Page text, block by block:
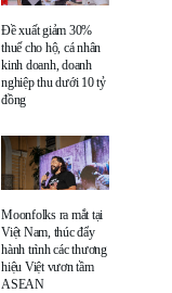
Đề xuất giảm 30%
thuế cho hộ, cá nhân
kinh doanh, doanh
nghiệp thu dưới 10 tỷ
đồng
Moonfolks ra mắt tại
Việt Nam, thúc đẩy
hành trình các thương
hiệu Việt vươn tầm
ASEAN